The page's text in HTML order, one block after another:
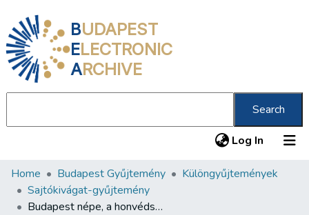
BUDAPEST
ELECTRONIC
ARCHIVE
Search
Log In (current)
Communities & Collections
All of DSpace
Home Budapest Gyűjtemény
Különgyűjtemények
Sajtókivágat-gyűjtemény
Budapest népe, a honvédség és a lakosság vállvetve a gátakon megvédte fővárosunkat az árvíztől